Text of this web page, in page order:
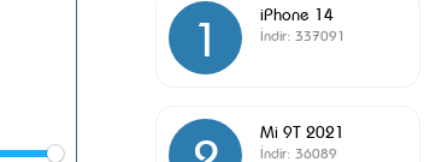
Volume
1 iPhone 14
İndir: 337091
Mi 9T 2021
İndir: 36089